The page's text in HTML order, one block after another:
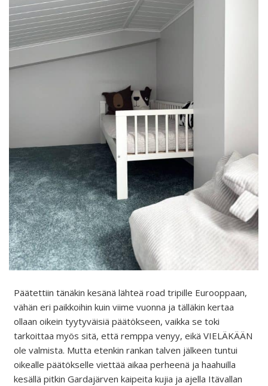
Päätettiin tänäkin kesänä lähteä road tripille Eurooppaan,
vähän eri paikkoihin kuin viime vuonna ja tälläkin kertaa
ollaan oikein tyytyväisiä päätökseen, vaikka se toki
tarkoittaa myös sitä, että remppa venyy, eikä VIELÄKÄÄN
ole valmista. Mutta etenkin rankan talven jälkeen tuntui
oikealle päätökselle viettää aikaa perheenä ja haahuilla
kesällä pitkin Gardajärven kaipeita kujia ja ajella Itävallan